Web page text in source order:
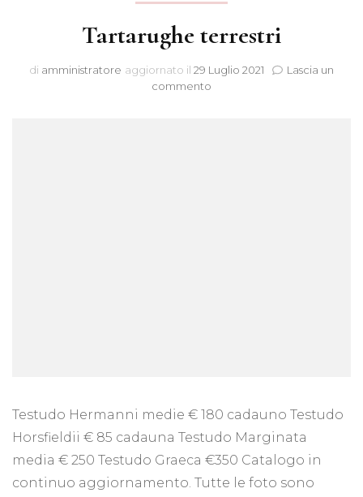
Tartarughe terrestri
di amministratore aggiornato il 29 Luglio 2021
Lascia un
commento
Testudo Hermanni medie € 180 cadauno Testudo
Horsfieldii € 85 cadauna Testudo Marginata
media € 250 Testudo Graeca €350 Catalogo in
continuo aggiornamento. Tutte le foto sono